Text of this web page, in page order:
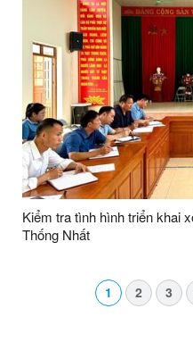
Kiểm tra tình hình triển khai
Thống Nhất
1 2 3